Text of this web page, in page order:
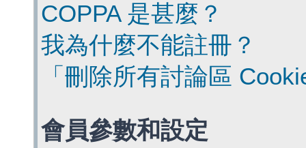
COPPA 是甚麼？
我為什麼不能註冊？
「刪除所有討論區
會員參數和設定